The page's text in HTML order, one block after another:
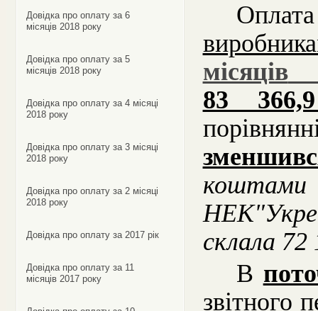
Довідка про оплату за 6
місяців 2018 року
Довідка про оплату за 5
місяців 2018 року
Довідка про оплату за 4 місяці
2018 року
Довідка про оплату за 3 місяці
2018 року
Довідка про оплату за 2 місяці
2018 року
Довідка про оплату за 2017 рік
Довідка про оплату за 11
місяців 2017 року
місяців
83
склала
В
звітного